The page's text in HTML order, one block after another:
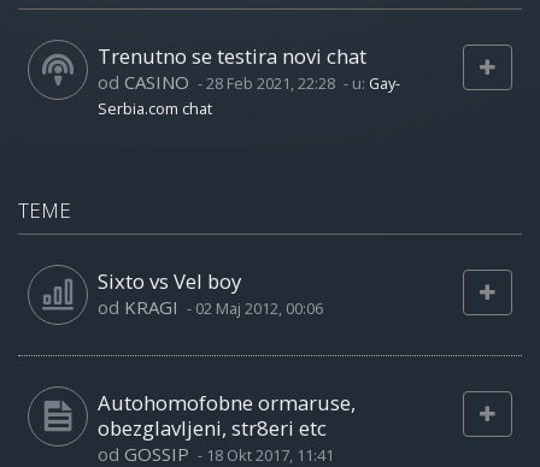
Trenutno se testira novi chat
od CASINO -28 Feb 2021, 22:28 - u: Gay-
Serbia.com chat
TEME
Sixto vs Vel boy
od KRAGI - 02 Maj 2012, 00:06
Autohomofobne ormaruse,
obezglavljeni, str8eri etc
od GOSSIP - 18 Okt 2017, 11:41